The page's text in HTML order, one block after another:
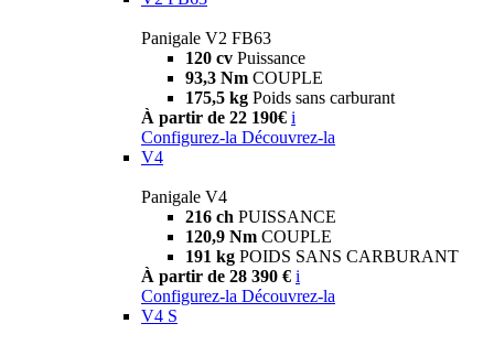
Panigale V2 FB63
120 cv Puissance
93,3 Nm COUPLE
175,5 kg Poids sans carburant
À partir de 22 190€ i
Configurez-la Découvrez-la
V4
Panigale V4
216 ch PUISSANCE
120,9 Nm COUPLE
191 kg POIDS SANS CARBURANT
À partir de 28 390 € i
Configurez-la Découvrez-la
V4 S